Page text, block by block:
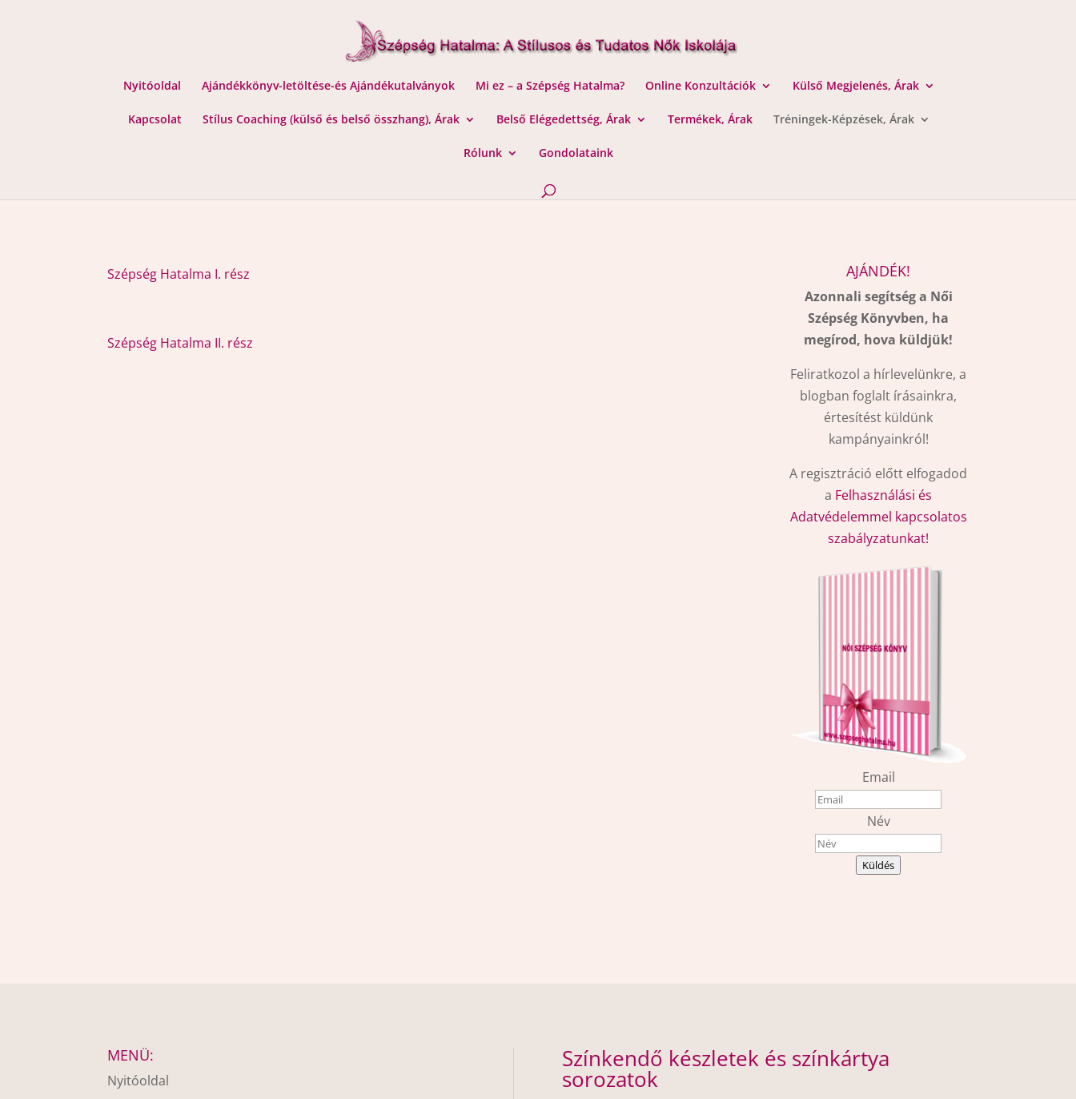
Nyitóoldal Ajándékkönyv-letöltése-és Ajándékutalványok Mi ez – a Szépség Hatalma? Online Konzultációk Külső Megjelenés, Árak
Kapcsolat Stílus Coaching (külső és belső összhang), Árak Belső Elégedettség, Árak Termékek, Árak Tréningek-Képzések, Árak
Rólunk Gondolataink
Szépség Hatalma I. rész
Szépség Hatalma II. rész
AJÁNDÉK!
Azonnali segítség a Női
Szépség Könyvben, ha
megírod, hova küldjük!
Feliratkozol a hírlevelünkre, a
blogban foglalt írásainkra,
értesítést küldünk
kampányainkról!
A regisztráció előtt elfogadod
a Felhasználási és
Adatvédelemmel kapcsolatos
szabályzatunkat!
Email
Név
Küldés
MENÜ:
Nyitóoldal
Színkendő készletek és színkártya
sorozatok